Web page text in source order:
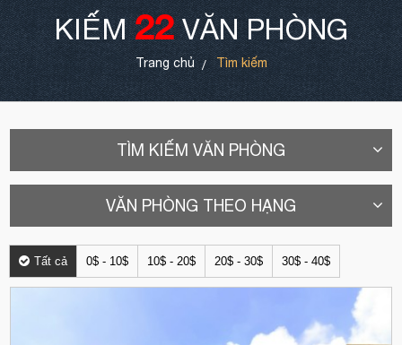
KIẾM22VĂN PHÒNG
Trang chủ Tìm kiếm
TÌM KIẾM VĂN PHÒNG
VĂN PHÒNG THEO HẠNG
Tất cả 0$ - 10$ 10$ - 20$ 20$ - 30$ 30$ - 40$